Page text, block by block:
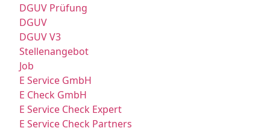
DGUV Prüfung
DGUV
DGUV V3
Stellenangebot
Job
E Service GmbH
E Check GmbH
E Service Check Expert
E Service Check Partners